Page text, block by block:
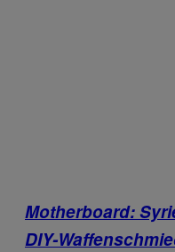
Motherboard:
DIY-